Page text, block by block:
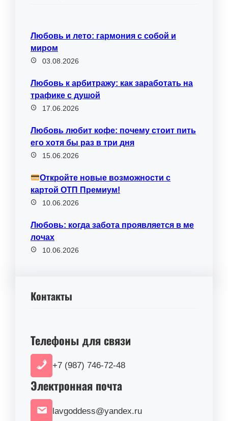
Любовь и лето: гармония с собой и
миром
03.08.2026
Любовь к арбитражу: как заработать на
трафике с душой
17.06.2026
Любовь любит кофе: почему стоит пить
его хотя бы раз в три дня
15.06.2026
Откройте новые возможности с
картой ОТП Премиум!
10.06.2026
Любовь: когда забота проявляется в ме
лочах
10.06.2026
Контакты
Телефоны для связи
+7 (987) 746-72-48
Электронная почта
lavgoddess@yandex.ru